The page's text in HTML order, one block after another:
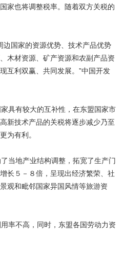
家也将调整税率。随着双方关税的
国家的资源优势、技术产品优势
木材资源、矿产资源和农副产品资
互利双赢、共同发展。”中国开发
具有较大的互补性，在东盟国家市
新技术产品的关税将逐步减少乃至
为有利。
当地产业结构调整，拓宽了生产门
长５－８倍，呈现出经济繁荣、社
观和毗邻国家异国风情等旅游资
率不高，同时，东盟各国劳动力资